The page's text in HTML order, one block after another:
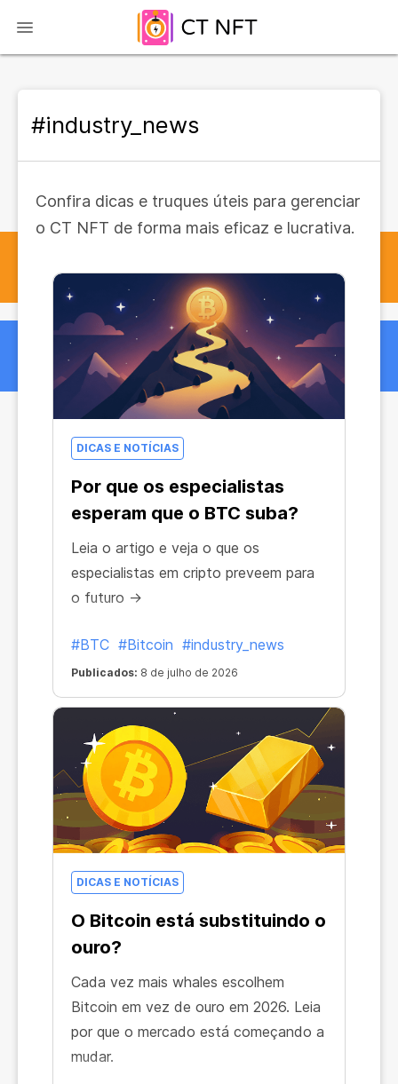
#industry_news
Confira dicas e truques úteis para gerenciar
o CT NFT de forma mais eficaz e lucrativa.
DICAS E NOTÍCIAS
Por que os especialistas
esperam que o BTC suba?
Leia o artigo e veja o que os
especialistas em cripto preveem para
o futuro →
#BTC #Bitcoin #industry_news
Publicados: 8 de julho de 2026
DICAS E NOTÍCIAS
O Bitcoin está substituindo o
ouro?
Cada vez mais whales escolhem
Bitcoin em vez de ouro em 2026. Leia
por que o mercado está começando a
mudar.